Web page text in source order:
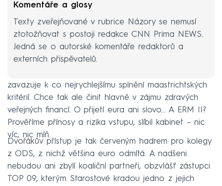
Komentáře a glosy
Texty zveřejňované v rubrice Názory se nemusí
ztotožňovat s postoji redakce CNN Prima NEWS.
Jedná se o autorské komentáře redaktorů a
externích přispěvatelů.
zavazuje k co nejrychlejšímu splnění maastrichtských
kritérií. Chce tak ale činit hlavně v zájmu zdravých
veřejných financí. O přijetí eura ani slovo... A ERM II?
Prověříme přínosy a rizika vstupu, slíbil kabinet – nic
víc, nic míň.
Dvořákův přístup je tak červeným hadrem pro kolegy
z ODS, z nichž většina euro odmítá. A nadšeni
nebudou ani zbylí koaliční partneři, obzvlášť zástupci
TOP 09, kterým Starostové kradou jedno z jejich